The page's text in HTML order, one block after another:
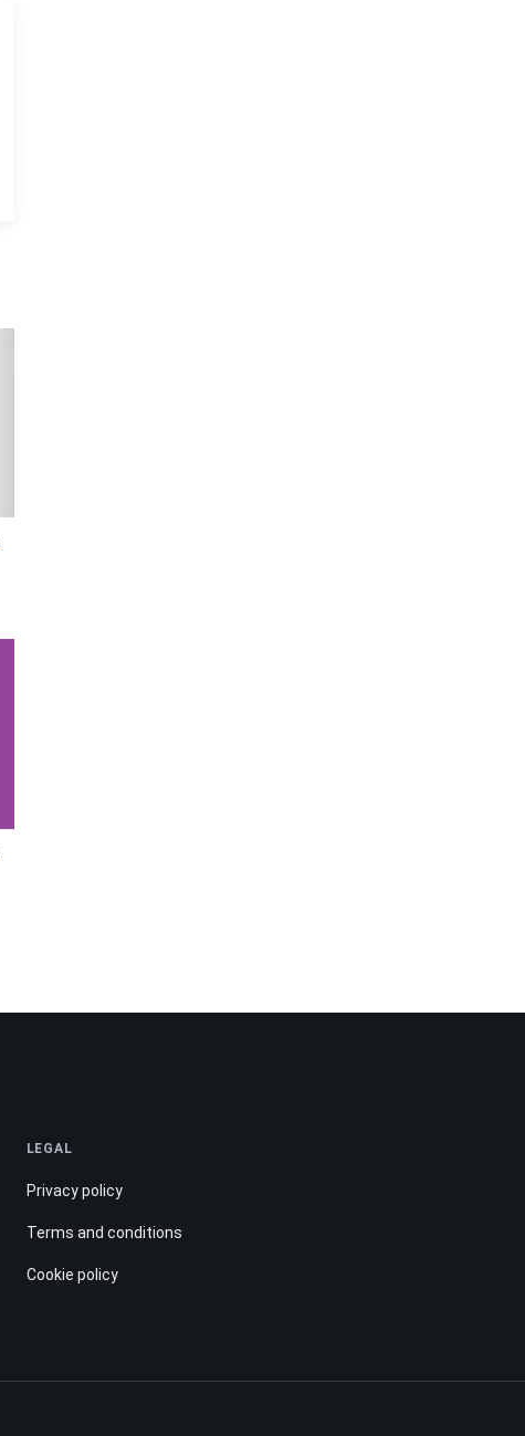
LEGAL
Privacy policy
Terms and conditions
Cookie policy